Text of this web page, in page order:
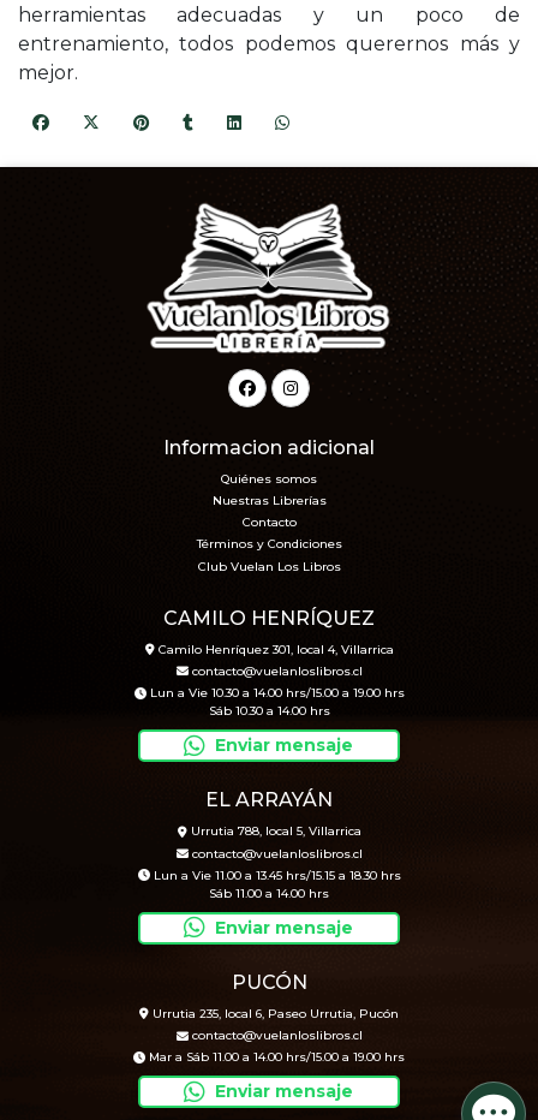
herramientas adecuadas y un poco de
entrenamiento, todos podemos querernos más y
mejor.
Informacion adicional
Quiénes somos
Nuestras Librerías
Contacto
Términos y Condiciones
Club Vuelan Los Libros
CAMILO HENRÍQUEZ
Camilo Henríquez 301, local 4, Villarrica
contacto@vuelanloslibros.cl
Lun a Vie 10.30 a 14.00 hrs/15.00 a 19.00 hrs
Sáb 10.30 a 14.00 hrs
Enviar mensaje
EL ARRAYÁN
Urrutia 788, local 5, Villarrica
contacto@vuelanloslibros.cl
Lun a Vie 11.00 a 13.45 hrs/15.15 a 18.30 hrs
Sáb 11.00 a 14.00 hrs
Enviar mensaje
PUCÓN
Urrutia 235, local 6, Paseo Urrutia, Pucón
contacto@vuelanloslibros.cl
Mar a Sáb 11.00 a 14.00 hrs/15.00 a 19.00 hrs
Enviar mensaje